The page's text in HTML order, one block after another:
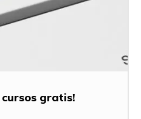
cursos gratis!